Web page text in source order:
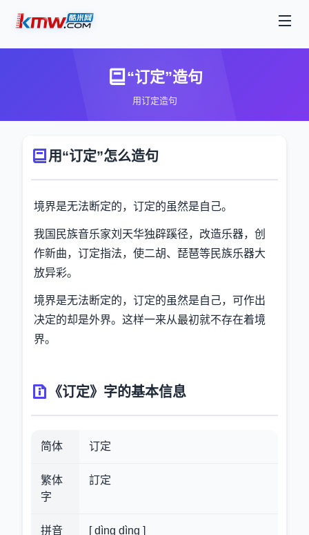
“订定”造句
用订定造句
用“订定”怎么造句
境界是无法断定的，订定的虽然是自己。
我国民族音乐家刘天华独辟蹊径，改造乐器，创
作新曲，订定指法，使二胡、琵琶等民族乐器大
放异彩。
境界是无法断定的，订定的虽然是自己，可作出
决定的却是外界。这样一来从最初就不存在着境
界。
《订定》字的基本信息
简体 订定
繁体
字
訂定
拼音 [ dìng dìng ]